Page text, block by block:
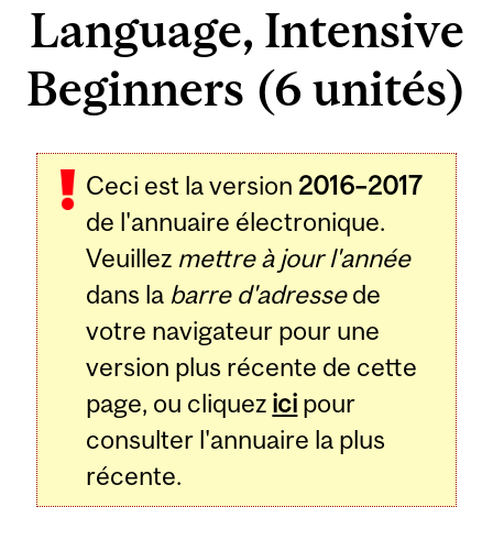
Language, Intensive
Beginners (6 unités)
Ceci est la version 2016–2017
de l'annuaire électronique.
Veuillez mettre à jour l'année
dans la barre d'adressede
votre navigateur pour une
version plus récente de cette
page, ou cliquez ici pour
consulter l'annuaire la plus
récente.